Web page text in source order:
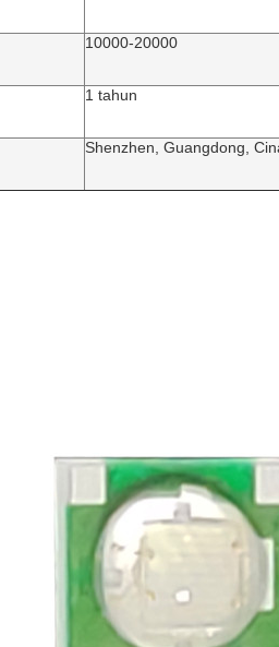
10000-20000
1 tahun
Shenzhen, Guangdong,